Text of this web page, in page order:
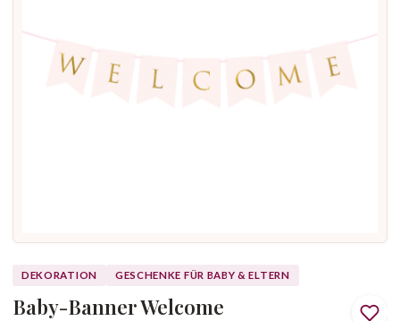
DEKORATION GESCHENKE FÜR BABY & ELTERN
Baby-Banner Welcome